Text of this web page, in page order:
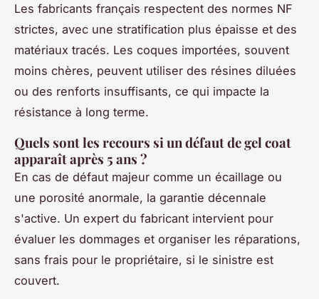
Les fabricants français respectent des normes NF
strictes, avec une stratification plus épaisse et des
matériaux tracés. Les coques importées, souvent
moins chères, peuvent utiliser des résines diluées
ou des renforts insuffisants, ce qui impacte la
résistance à long terme.
Quels sont les recours si un défaut de gel coat
apparaît après 5 ans ?
En cas de défaut majeur comme un écaillage ou
une porosité anormale, la garantie décennale
s'active. Un expert du fabricant intervient pour
évaluer les dommages et organiser les réparations,
sans frais pour le propriétaire, si le sinistre est
couvert.